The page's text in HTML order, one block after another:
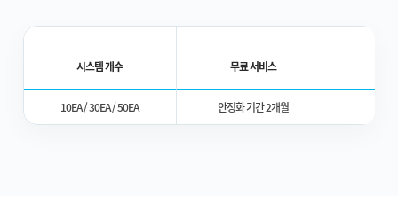
시스템 개수 무료 서비스
10EA / 30EA / 50EA 안정화 기간 2개월